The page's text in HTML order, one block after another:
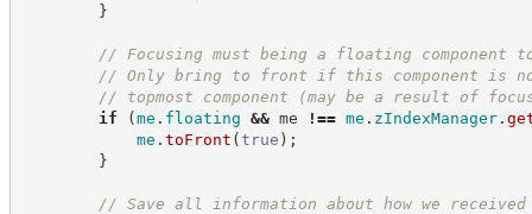
}
// Focusing must being a floating component
// Only bring to front if this component is
// topmost component (may be a result of
if
(me . floating && me !== me . zIndexManager.
me . toFront (true ) ;
}
// Save all information about how we